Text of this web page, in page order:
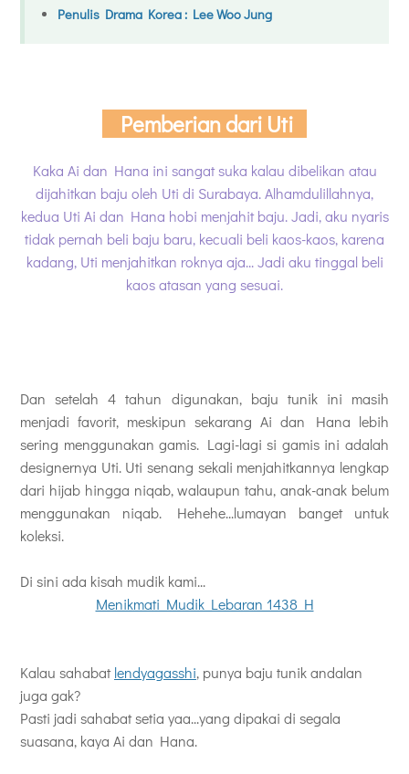
Penulis Drama Korea : Lee Woo Jung
Pemberian dari Uti
Kaka Ai dan Hana ini sangat suka kalau dibelikan atau
dijahitkan baju oleh Uti di Surabaya. Alhamdulillahnya,
kedua Uti Ai dan Hana hobi menjahit baju. Jadi, aku nyaris
tidak pernah beli baju baru, kecuali beli kaos-kaos, karena
kadang, Uti menjahitkan roknya aja... Jadi aku tinggal beli
kaos atasan yang sesuai.
Dan setelah 4 tahun digunakan, baju tunik ini masih
menjadi favorit, meskipun sekarang Ai dan Hana lebih
sering menggunakan gamis. Lagi-lagi si gamis ini adalah
designernya Uti. Uti senang sekali menjahitkannya lengkap
dari hijab hingga niqab, walaupun tahu, anak-anak belum
menggunakan niqab. Hehehe...lumayan banget untuk
koleksi.
Di sini ada kisah mudik kami...
Menikmati Mudik Lebaran 1438 H
Kalau sahabatlendyagasshi, punya baju tunik andalan
juga gak?
Pasti jadi sahabat setia yaa...yang dipakai di segala
suasana, kaya Ai dan Hana.